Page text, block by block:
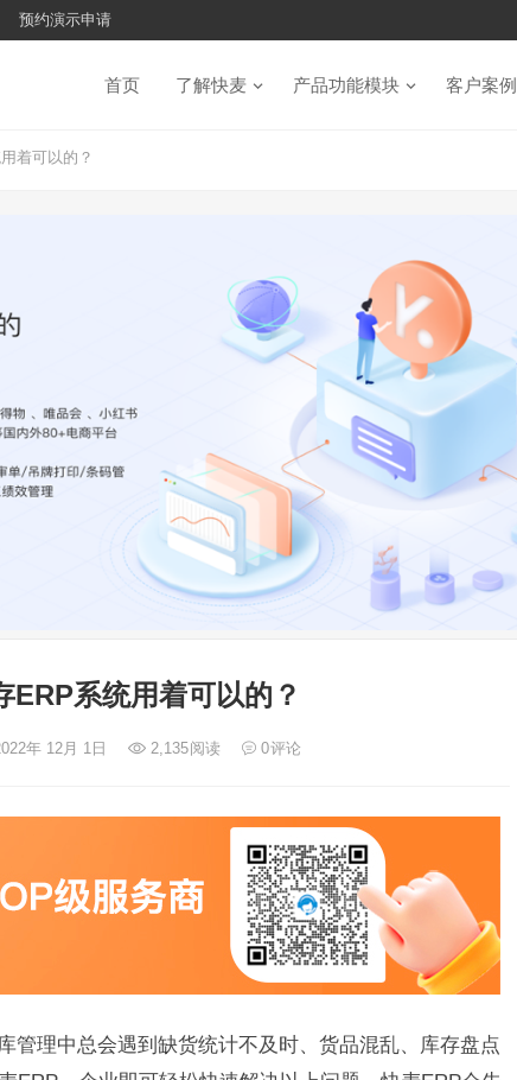
预约演示申请
首页 了解快麦 产品功能模块 客户案例
着可以的？
ERP系统用着可以的？
年 12月 1日 2,135阅读 0评论
管理中总会遇到缺货统计不及时、货品混乱、库存盘点